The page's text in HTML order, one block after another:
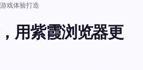
戏体验打造
用紫霞浏览器更